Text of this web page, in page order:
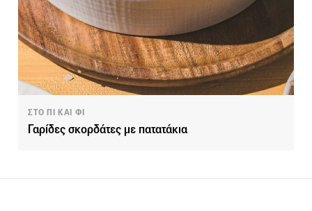
ΣΤΟ ΠΙ ΚΑΙ ΦΙ
Γαρίδες σκορδάτες με πατατάκια